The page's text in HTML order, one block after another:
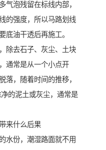
气泡残留在标线内部，
的强度，所以马路划线
底油干透后再施工。
除去石子、灰尘、土块
通常是从一个小点开
落，随着时间的推移，
的泥土或灰尘，通常是
来什么后果
水份，潮湿路面就不用